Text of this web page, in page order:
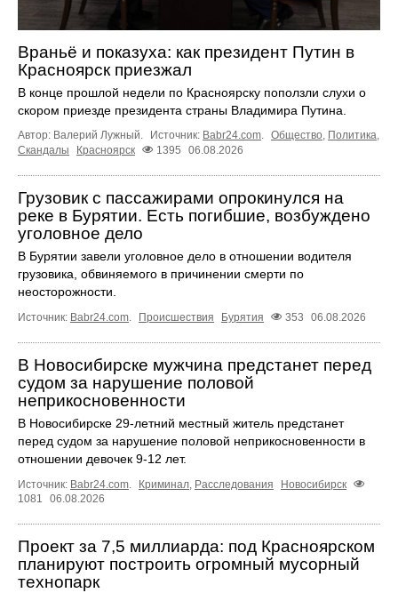
Враньё и показуха: как президент Путин в
Красноярск приезжал
В конце прошлой недели по Красноярску поползли слухи о
скором приезде президента страны Владимира Путина.
Автор: Валерий Лужный. Источник: Babr24.com. Общество, Политика,
Скандалы
Красноярск 1395 06.08.2026
Грузовик с пассажирами опрокинулся на
реке в Бурятии. Есть погибшие, возбуждено
уголовное дело
В Бурятии завели уголовное дело в отношении водителя
грузовика, обвиняемого в причинении смерти по
неосторожности.
Источник: Babr24.com. Происшествия Бурятия 353 06.08.2026
В Новосибирске мужчина предстанет перед
судом за нарушение половой
неприкосновенности
В Новосибирске 29-летний местный житель предстанет
перед судом за нарушение половой неприкосновенности в
отношении девочек 9-12 лет.
Источник: Babr24.com. Криминал, Расследования
Новосибирск
1081
06.08.2026
Проект за 7,5 миллиарда: под Красноярском
планируют построить огромный мусорный
технопарк